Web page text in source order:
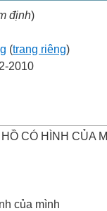
định)
(trang riêng)
2010
CÓ HÌNH CỦA
của mình